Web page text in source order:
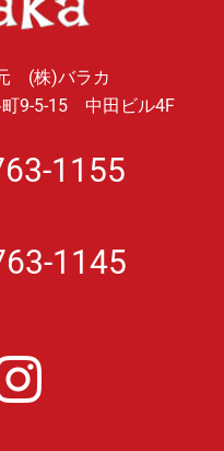
(株)バラカ
町9-5-15 中田ビル4F
1155
1145